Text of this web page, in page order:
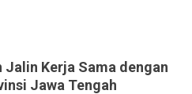
Jalin Kerja Sama dengan
Jawa Tengah